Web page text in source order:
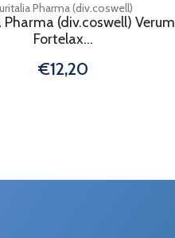
Pharma (div.coswell)
Pharma (div.coswell) Verum
Fortelax...
€12,20